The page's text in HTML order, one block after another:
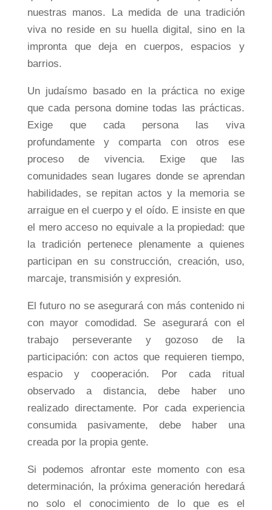
nuestras manos. La medida de una tradición
viva no reside en su huella digital, sino en la
impronta que deja en cuerpos, espacios y
barrios.
Un judaísmo basado en la práctica no exige
que cada persona domine todas las prácticas.
Exige que cada persona las viva
profundamente y comparta con otros ese
proceso de vivencia. Exige que las
comunidades sean lugares donde se aprendan
habilidades, se repitan actos y la memoria se
arraigue en el cuerpo y el oído. E insiste en que
el mero acceso no equivale a la propiedad: que
la tradición pertenece plenamente a quienes
participan en su construcción, creación, uso,
marcaje, transmisión y expresión.
El futuro no se asegurará con más contenido ni
con mayor comodidad. Se asegurará con el
trabajo perseverante y gozoso de la
participación: con actos que requieren tiempo,
espacio y cooperación. Por cada ritual
observado a distancia, debe haber uno
realizado directamente. Por cada experiencia
consumida pasivamente, debe haber una
creada por la propia gente.
Si podemos afrontar este momento con esa
determinación, la próxima generación heredará
no solo el conocimiento de lo que es el